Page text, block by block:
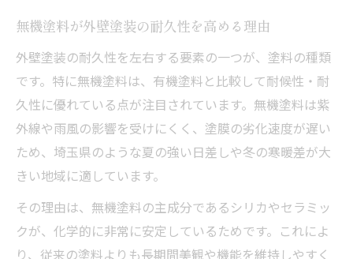
無機塗料が外壁塗装の耐久性を高める理由
外壁塗装の耐久性を左右する要素の一つが、塗料の種類
です。特に無機塗料は、有機塗料と比較して耐候性・耐
久性に優れている点が注目されています。無機塗料は紫
外線や雨風の影響を受けにくく、塗膜の劣化速度が遅い
ため、埼玉県のような夏の強い日差しや冬の寒暖差が大
きい地域に適しています。
その理由は、無機塗料の主成分であるシリカやセラミッ
クが、化学的に非常に安定しているためです。これによ
り、従来の塗料よりも長期間美観や機能を維持しやすく